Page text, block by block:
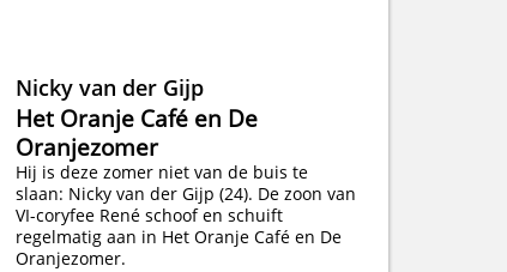
Nicky van der Gijp
Het Oranje Café en De
Oranjezomer
Hij is deze zomer niet van de buis te
slaan: Nicky van der Gijp (24). De zoon van
VI-coryfee René schoof en schuift
regelmatig aan in Het Oranje Café en De
Oranjezomer.